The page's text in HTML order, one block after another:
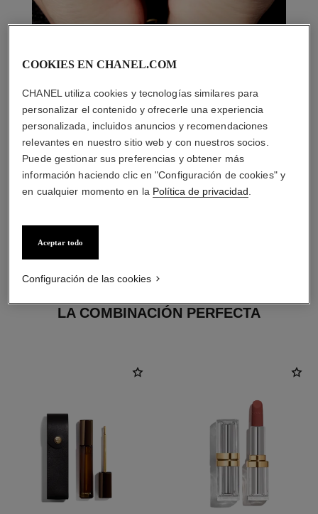
LA COMBINACIÓN PERFECTA
COOKIES EN CHANEL.COM
CHANEL utiliza cookies y tecnologías similares para
personalizar el contenido y ofrecerle una experiencia
personalizada, incluidos anuncios y recomendaciones
relevantes en nuestro sitio web y con nuestros socios.
Puede gestionar sus preferencias y obtener más
información haciendo clic en "Configuración de cookies" y
en cualquier momento en la Política de privacidad
Aceptar todo
Configuración de las cookies